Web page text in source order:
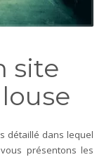
site
détaillé dans lequel
présentons les